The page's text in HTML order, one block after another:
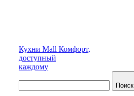
Кухни Mall Комфорт,
доступный
каждому
Поиск